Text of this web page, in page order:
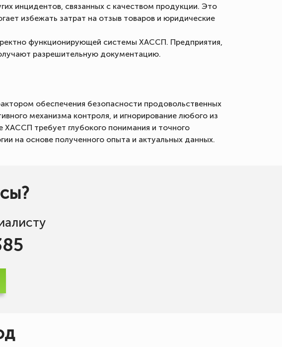
инцидентов, связанных с качеством продукции. Это
избежать затрат на отзыв товаров и юридические
функционирующей системы ХАССП. Предприятия,
разрешительную документацию.
обеспечения безопасности продовольственных
механизма контроля, и игнорирование любого из
требует глубокого понимания и точного
на основе полученного опыта и актуальных данных.